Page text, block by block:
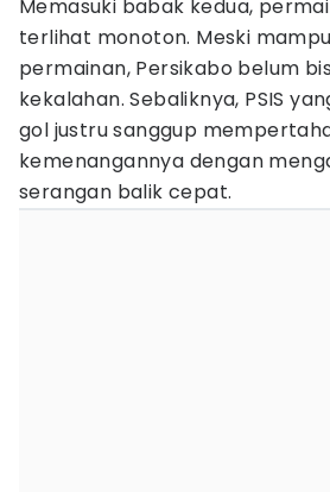
Memasuki babak kedua,
terlihat monoton. Meski
permainan, Persikabo belum
kekalahan. Sebaliknya, PSIS
gol justru sanggup
kemenangannya dengan
serangan balik cepat.